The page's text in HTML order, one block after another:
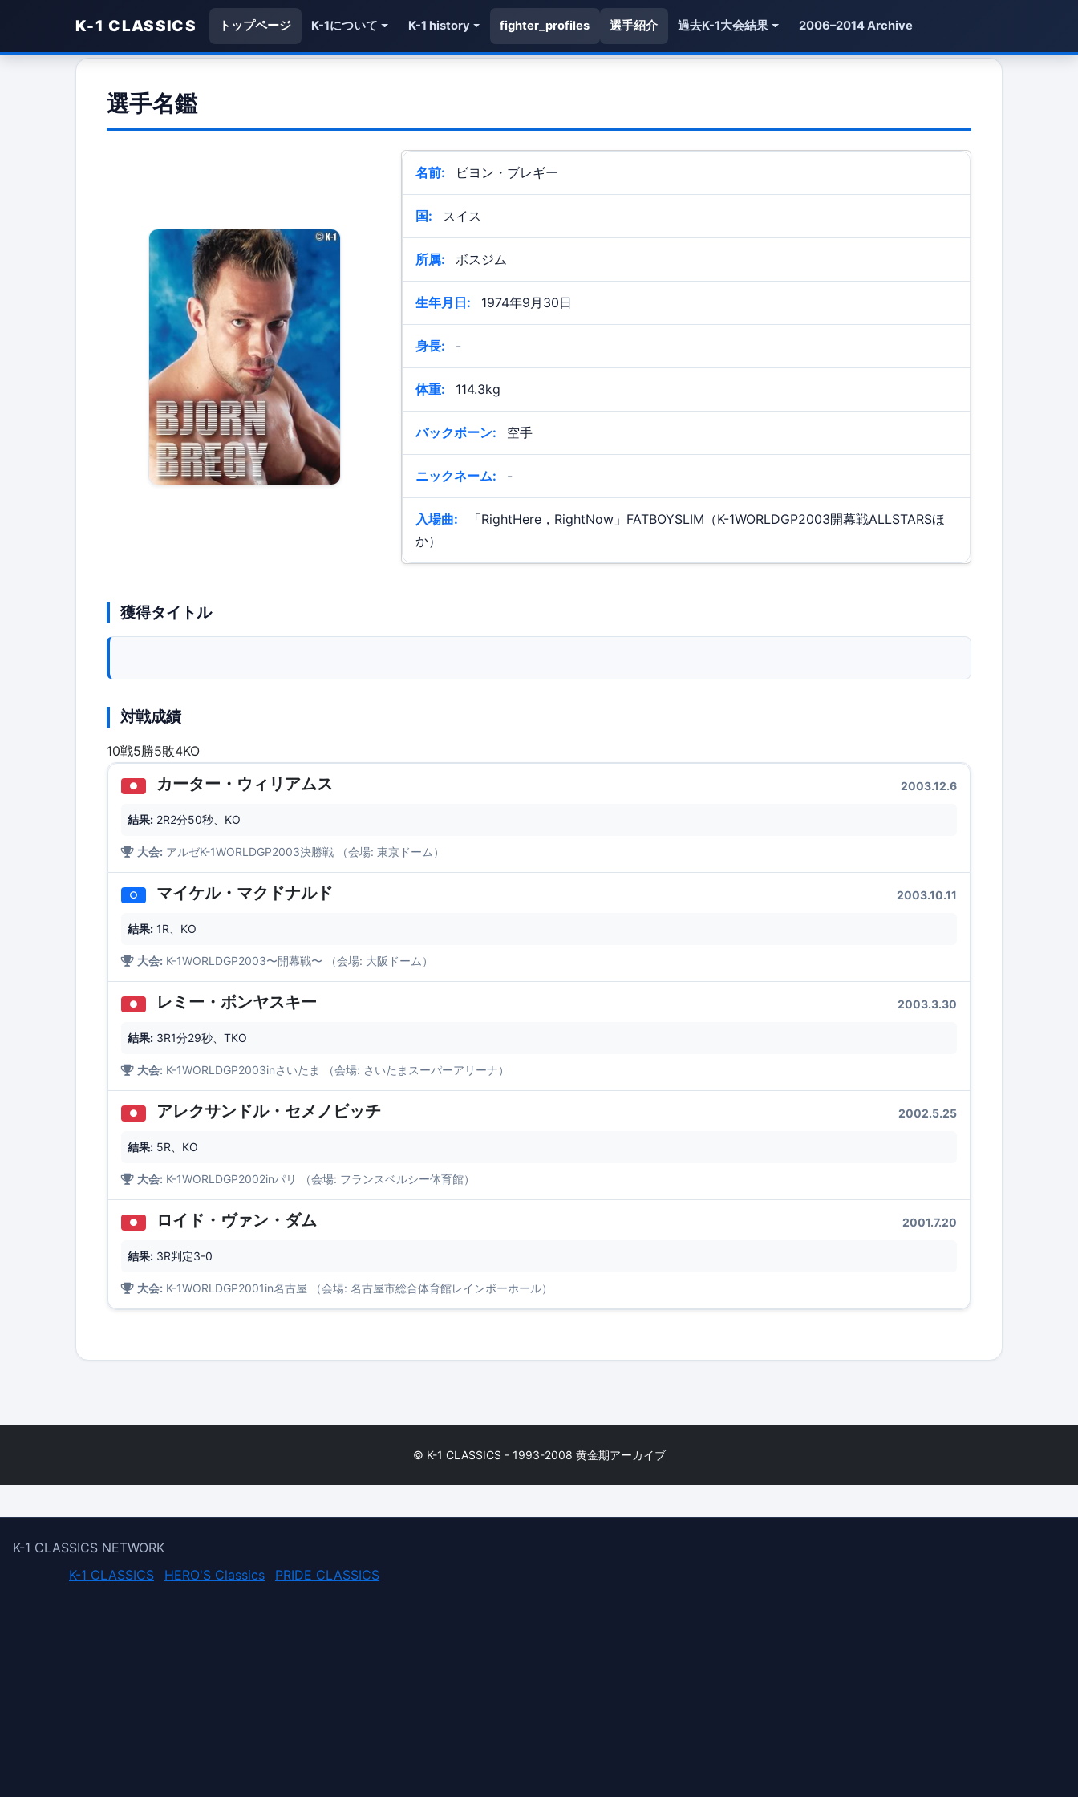
K-1 CLASSICS トップページ K-1について K-1 history fighter_profiles 選手紹介 過去K-1大会結果 2006–2014 Archive
選手名鑑
名前: ビヨン・ブレギー
国: スイス
所属: ボスジム
生年月日: 1974年9月30日
身長: -
体重: 114.3kg
バックボーン: 空手
ニックネーム: -
入場曲:
「RightHere，RightNow」FATBOYSLIM（K-1WORLDGP2003開幕戦ALLSTARSほ
か）
獲得タイトル
対戦成績
10戦5勝5敗4KO
● カーター・ウィリアムス 2003.12.6
結果: 2R2分50秒、KO
大会: アルゼK-1WORLDGP2003決勝戦 （会場: 東京ドーム）
○ マイケル・マクドナルド 2003.10.11
結果: 1R、KO
大会: K-1WORLDGP2003〜開幕戦〜 （会場: 大阪ドーム）
● レミー・ボンヤスキー 2003.3.30
結果: 3R1分29秒、TKO
大会: K-1WORLDGP2003inさいたま （会場: さいたまスーパーアリーナ）
● アレクサンドル・セメノビッチ 2002.5.25
結果: 5R、KO
大会: K-1WORLDGP2002inパリ （会場: フランスベルシー体育館）
● ロイド・ヴァン・ダム 2001.7.20
結果: 3R判定3-0
大会: K-1WORLDGP2001in名古屋 （会場: 名古屋市総合体育館レインボーホール）
© K-1 CLASSICS - 1993-2008 黄金期アーカイブ
K-1 CLASSICS NETWORK
K-1 CLASSICS
HERO'S Classics PRIDE CLASSICS